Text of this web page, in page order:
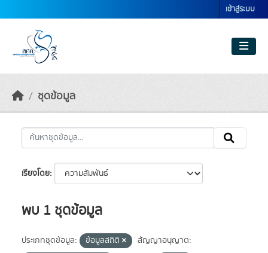
เข้าสู่ระบบ
ชุดข้อมูล
เรียงโดย
พบ 1 ชุดข้อมูล
ประเภทชุดข้อมูล: ข้อมูลสถิติ
สัญญาอนุญาต: